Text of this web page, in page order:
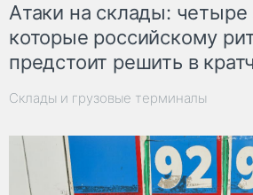
Атаки на склады: четыре
которые российскому
предстоит решить в
Склады и грузовые терминалы